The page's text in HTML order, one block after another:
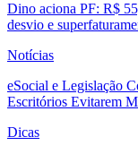
Dino aciona PF: R$
desvio e
Notícias
eSocial e Legislação
Escritórios Evitarem
Dicas